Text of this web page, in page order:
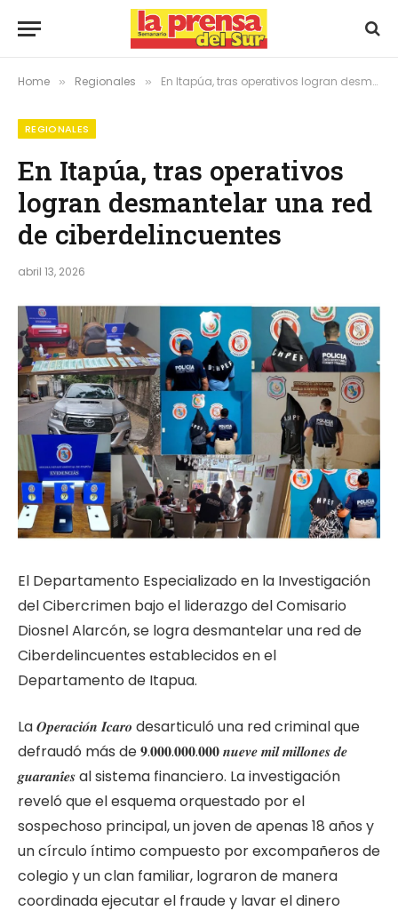
Home » Regionales » En Itapúa, tras operativos logran desmantelar una red de ciberdelincuentes
REGIONALES
En Itapúa, tras operativos
logran desmantelar una red
de ciberdelincuentes
abril 13, 2026
El Departamento Especializado en la Investigación
del Cibercrimen bajo el liderazgo del Comisario
Diosnel Alarcón, se logra desmantelar una red de
Ciberdelincuentes establecidos en el
Departamento de Itapua.
La 𝑶𝒑𝒆𝒓𝒂𝒄𝒊𝒐́𝒏 𝑰́𝒄𝒂𝒓𝒐 desarticuló una red criminal que
defraudó más de 𝟗.𝟎𝟎𝟎.𝟎𝟎𝟎.𝟎𝟎𝟎 𝒏𝒖𝒆𝒗𝒆 𝒎𝒊𝒍 𝒎𝒊𝒍𝒍𝒐𝒏𝒆𝒔 𝒅𝒆
𝒈𝒖𝒂𝒓𝒂𝒏𝒊́𝒆𝒔 al sistema financiero. La investigación
reveló que el esquema orquestado por el
sospechoso principal, un joven de apenas 18 años y
un círculo íntimo compuesto por excompañeros de
colegio y un clan familiar, lograron de manera
coordinada ejecutar el fraude y lavar el dinero